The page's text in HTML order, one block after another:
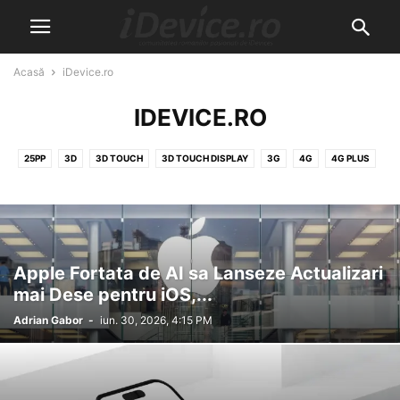
Acasă iDevice.ro
IDEVICE.RO
25PP 3D 3D TOUCH 3D TOUCH DISPLAY 3G 4G 4G PLUS
A7X A8 A8X A9 A9X ABONAMENT ABSINTHE
ACCESORII ACTIVARE ACTIVATION LOCK ACTIVATOR
ACTUALITATE ACTUALIZARE ACTUALIZARE SOFTWARE
ADAPTARI TACTILE ADOBE AFACERE AIRDROP AIRPLAY
AIRPOWER AIRPRINT AKTA ALLVIEW ALPHABET
ALTEX AMAZON ANDROID ANDROID WEAR ANGRY BIRDS
ANGRY BIRDS 2
APLICATIA GRATUITA A SAPTAMANII
Apple Fortata de AI sa Lanseze Actualizari
mai Dese pentru iOS,...
Adrian Gabor - iun. 30, 2026, 4:15 PM